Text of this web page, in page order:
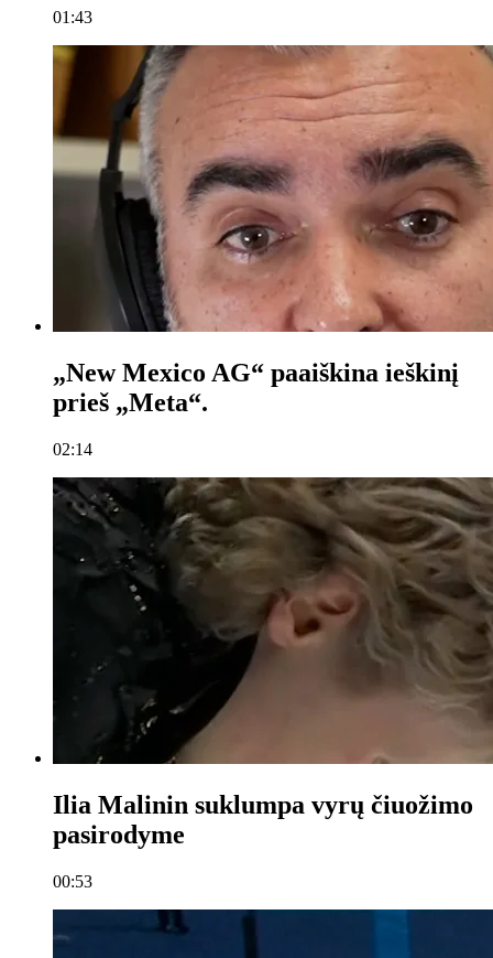
01:43
„New Mexico AG“ paaiškina ieškinį
prieš „Meta“.
02:14
Ilia Malinin suklumpa vyrų čiuožimo
pasirodyme
00:53